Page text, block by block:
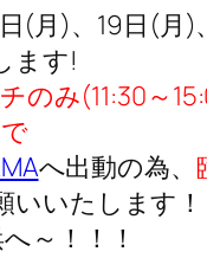
(月)、19日(月
ます!
のみ(11:30～
へ出動の為、
いたします！
～！！！